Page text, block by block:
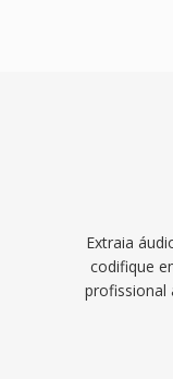
Extraia
codifique
profissional